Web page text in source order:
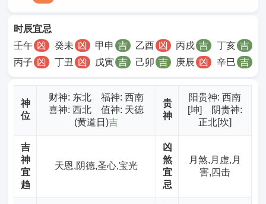
时辰宜忌
丙子 凶 丁丑 凶 戊寅 吉 己卯 吉 庚辰 凶 辛巳 吉
壬午 凶 癸未 凶 甲申 吉 乙酉 凶 丙戌 吉 丁亥 吉
神
位
财神: 东北 福神: 西南
喜神: 西北 值神: 天德
(黄道日)吉
贵
神
阳贵神: 西南
[坤] 阴贵神:
正北[坎]
吉
神
宜
趋
天恩,阴德,圣心,宝光
凶
煞
宜
忌
月煞,月虚,月
害,四击